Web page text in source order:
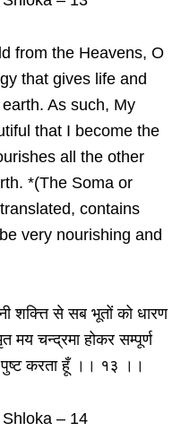
from the Heavens, O
that gives life and
As such, My
that I become the
all the other
*(The Soma or
contains
very nourishing and
शक्त्ति से सब भूतों को धारण
चन्द्रमा होकर सम्पूर्ण
पुष्ट करता हूँ ।। १३ ।।
– 14